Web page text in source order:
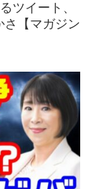
ツイート、
さ【マガジン